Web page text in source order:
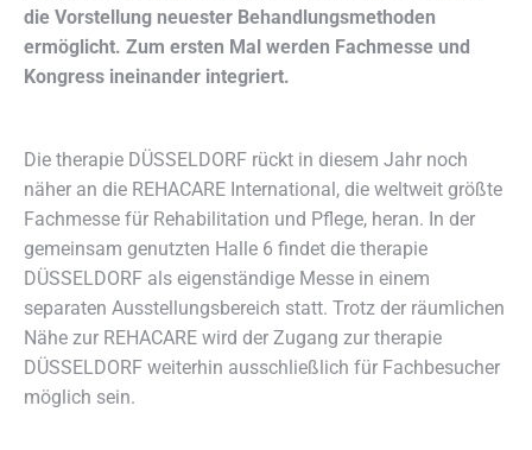
die Vorstellung neuester Behandlungsmethoden
ermöglicht. Zum ersten Mal werden Fachmesse und
Kongress ineinander integriert.
Die therapie DÜSSELDORF rückt in diesem Jahr noch
näher an die REHACARE International, die weltweit größte
Fachmesse für Rehabilitation und Pflege, heran. In der
gemeinsam genutzten Halle 6 findet die therapie
DÜSSELDORF als eigenständige Messe in einem
separaten Ausstellungsbereich statt. Trotz der räumlichen
Nähe zur REHACARE wird der Zugang zur therapie
DÜSSELDORF weiterhin ausschließlich für Fachbesucher
möglich sein.